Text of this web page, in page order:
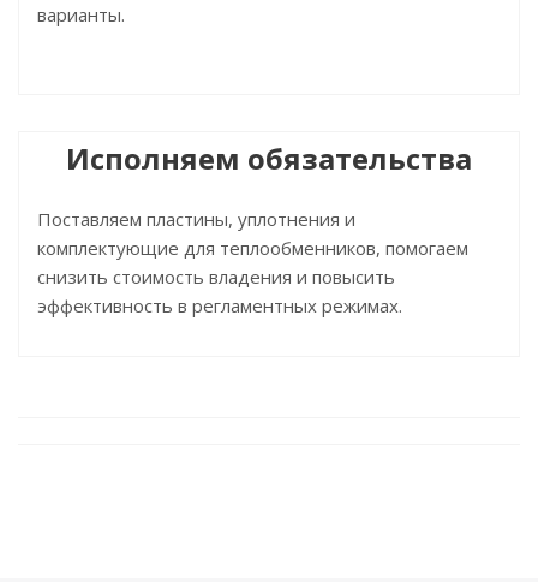
варианты.
Исполняем обязательства
Поставляем пластины, уплотнения и
комплектующие для теплообменников, помогаем
снизить стоимость владения и повысить
эффективность в регламентных режимах.